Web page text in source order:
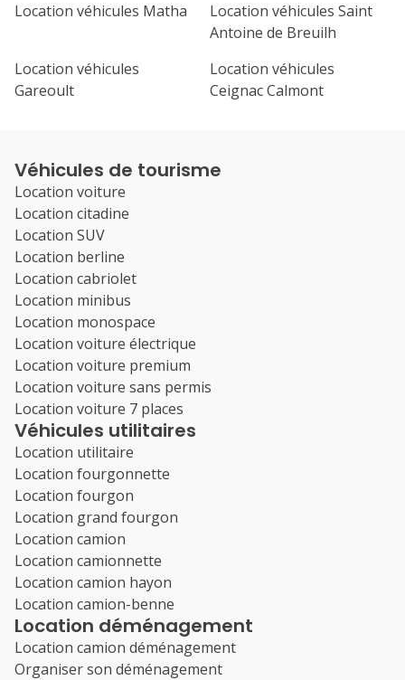
Location véhicules Matha
Location véhicules Saint
Antoine de Breuilh
Location véhicules
Gareoult
Location véhicules
Ceignac Calmont
Véhicules de tourisme
Location voiture
Location citadine
Location SUV
Location berline
Location cabriolet
Location minibus
Location monospace
Location voiture électrique
Location voiture premium
Location voiture sans permis
Location voiture 7 places
Véhicules utilitaires
Location utilitaire
Location fourgonnette
Location fourgon
Location grand fourgon
Location camion
Location camionnette
Location camion hayon
Location camion-benne
Location déménagement
Location camion déménagement
Organiser son déménagement